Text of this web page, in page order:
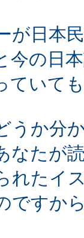
が日本
今の日
ていて
うか分
なたが
れたイ
ですか